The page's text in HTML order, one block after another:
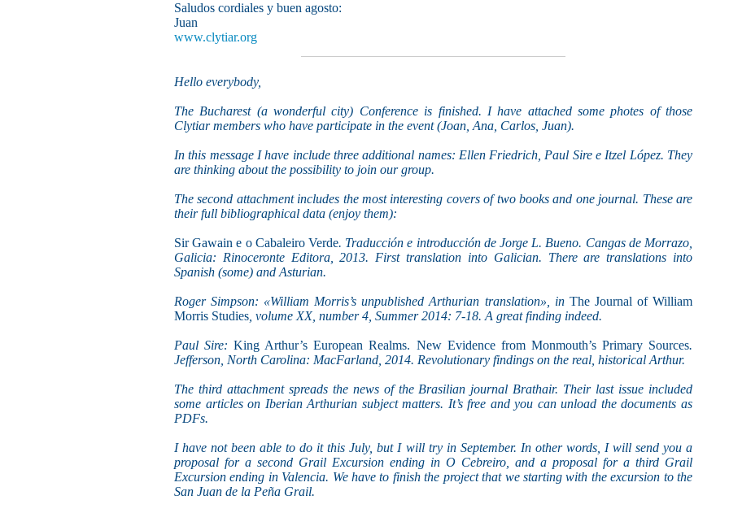
Saludos cordiales y buen agosto:
Juan
www.clytiar.org
Hello everybody,
The Bucharest (a wonderful city) Conference is finished. I have attached some photes of those
Clytiar members who have participate in the event (Joan, Ana, Carlos, Juan).
In this message I have include three additional names: Ellen Friedrich, Paul Sire e Itzel López. They
are thinking about the possibility to join our group.
The second attachment includes the most interesting covers of two books and one journal. These are
their full bibliographical data (enjoy them):
Sir Gawain e o Cabaleiro Verde. Traducción e introducción de Jorge L. Bueno. Cangas de Morrazo,
Galicia: Rinoceronte Editora, 2013. First translation into Galician. There are translations into
Spanish (some) and Asturian.
Roger Simpson: «William Morris’s unpublished Arthurian translation», in The Journal of William
Morris Studies , volume XX, number 4, Summer 2014: 7-18. A great finding indeed.
Paul Sire:King Arthur’s European Realms. New Evidence from Monmouth’s Primary Sources.
Jefferson, North Carolina: MacFarland, 2014. Revolutionary findings on the real, historical Arthur.
The third attachment spreads the news of the Brasilian journal Brathair. Their last issue included
some articles on Iberian Arthurian subject matters. It’s free and you can unload the documents as
PDFs.
I have not been able to do it this July, but I will try in September. In other words, I will send you a
proposal for a second Grail Excursion ending in O Cebreiro, and a proposal for a third Grail
Excursion ending in Valencia. We have to finish the project that we starting with the excursion to the
San Juan de la Peña Grail.